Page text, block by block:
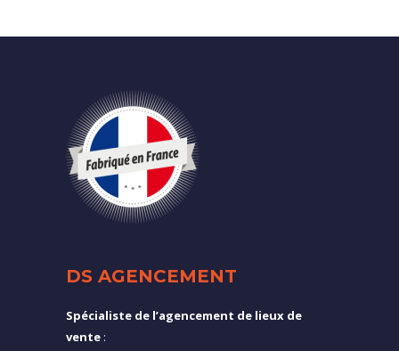
DS AGENCEMENT
Spécialiste de l’agencement de lieux de
vente :